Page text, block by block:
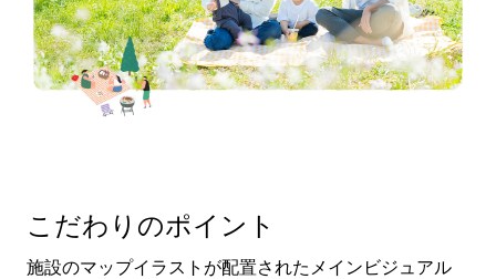
こだわりのポイント
施設のマップイラストが配置されたメインビジュアル